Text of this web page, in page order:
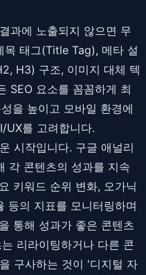
과에 노출되지 않으면 무
목 태그(Title Tag), 메타 설
H3) 구조, 이미지 대체 텍
SEO 요소를 꼼꼼하게 최
을 높이고 모바일 환경에
UX를 고려합니다.
시작입니다. 구글 애널리
각 콘텐츠의 성과를 지속
키워드 순위 변화, 오가닉
등의 지표를 모니터링하며
통해 성과가 좋은 콘텐츠
리라이팅하거나 다른 콘
구사하는 것이 '디지털 자